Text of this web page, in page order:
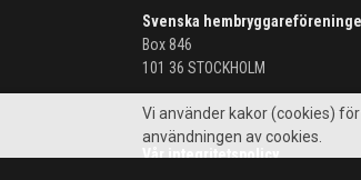
Svenska
Box 846
101 36 STOCKHOLM
Vår integritetspolicy
Vi använder kakor (cookies)
användningen av cookies.